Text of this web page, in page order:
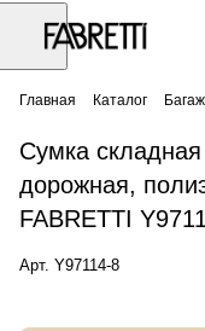
Главная Каталог Багаж
Сумка складная
дорожная,
FABRETTI
Арт. Y97114-8